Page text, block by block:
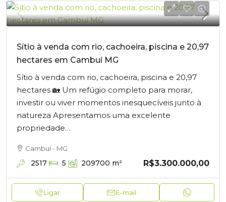
Sítio à venda com rio, cachoeira, piscina e 20,97
hectares em Cambuí MG
Sítio à venda com rio, cachoeira, piscina e 20,97
hectares 🏡 Um refúgio completo para morar,
investir ou viver momentos inesquecíveis junto à
natureza Apresentamos uma excelente
propriedade…
Cambuí - MG
2517 5 209700 m² R$3.300.000,00
Ligar E-mail